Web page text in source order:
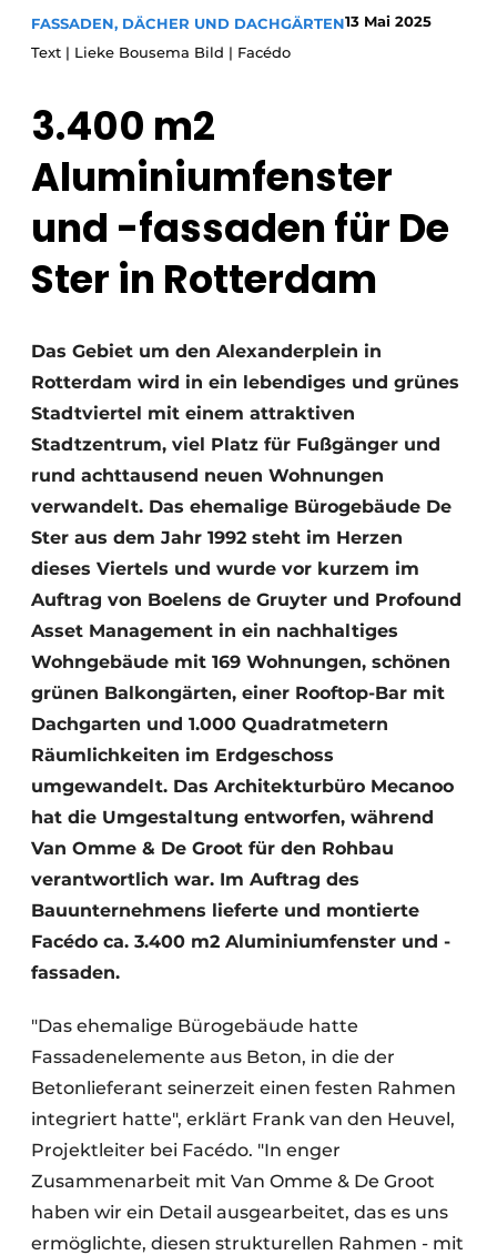
Podcasts
Datenschutz / Cookie-Erklärung
Ein Stellenangebot registrieren
Freie Stellen
Videos
Glas
FASSADEN, DÄCHER UND DACHGÄRTEN13 Mai 2025
Text | Lieke Bousema Bild | Facédo
3.400 m2
Aluminiumfenster
und -fassaden für De
Ster in Rotterdam
Das Gebiet um den Alexanderplein in
Rotterdam wird in ein lebendiges und grünes
Stadtviertel mit einem attraktiven
Stadtzentrum, viel Platz für Fußgänger und
rund achttausend neuen Wohnungen
verwandelt. Das ehemalige Bürogebäude De
Ster aus dem Jahr 1992 steht im Herzen
dieses Viertels und wurde vor kurzem im
Auftrag von Boelens de Gruyter und Profound
Asset Management in ein nachhaltiges
Wohngebäude mit 169 Wohnungen, schönen
grünen Balkongärten, einer Rooftop-Bar mit
Dachgarten und 1.000 Quadratmetern
Räumlichkeiten im Erdgeschoss
umgewandelt. Das Architekturbüro Mecanoo
hat die Umgestaltung entworfen, während
Van Omme & De Groot für den Rohbau
verantwortlich war. Im Auftrag des
Bauunternehmens lieferte und montierte
Facédo ca. 3.400 m2 Aluminiumfenster und -
fassaden.
"Das ehemalige Bürogebäude hatte
Fassadenelemente aus Beton, in die der
Betonlieferant seinerzeit einen festen Rahmen
integriert hatte", erklärt Frank van den Heuvel,
Projektleiter bei Facédo. "In enger
Zusammenarbeit mit Van Omme & De Groot
haben wir ein Detail ausgearbeitet, das es uns
ermöglichte, diesen strukturellen Rahmen - mit